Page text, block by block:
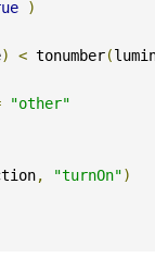
)
) < tonumber(
"other"
, "turnOn")